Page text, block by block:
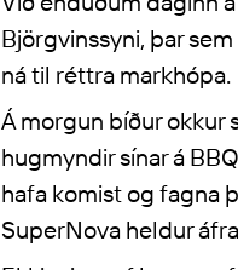
Björgvinssyni, þar
ná til réttra markhópa.
Á morgun bíður
hugmyndir sínar á
hafa komist og fagna
SuperNova heldur